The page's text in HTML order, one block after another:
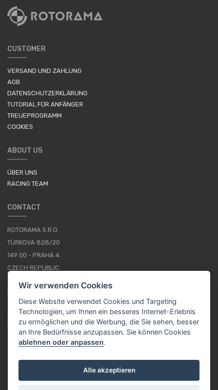
CUSTOMER
VERSAND UND ZAHLUNG
AGB
DATENSCHUTZERKLÄRUNG
TUTORIAL FÜR ANFÄNGER
TREUEPROGRAMM
COOKIES
ABOUT US
ÜBER UNS
RACING TEAM
CONTACT
ROTORAMA S.R.O.
TÜRKOVA 828/20
149 00 - PRAHA 4
CZECH REPUBLIC
+420 252 252 098
IMPRESSUM
Wir verwenden Cookies
Diese Website verwendet Cookies und Targeting
Technologien, um Ihnen ein besseres Internet-Erlebnis
zu ermöglichen und die Werbung, die Sie sehen, besser
an Ihre Bedürfnisse anzupassen. Sie können Cookies
ablehnen oder anpassen.
Alle akzeptieren